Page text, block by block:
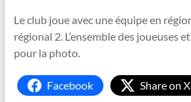
Le club joue avec une équipe en
régional 2. L’ensemble des joueuses
pour la photo.
Facebook Share on X